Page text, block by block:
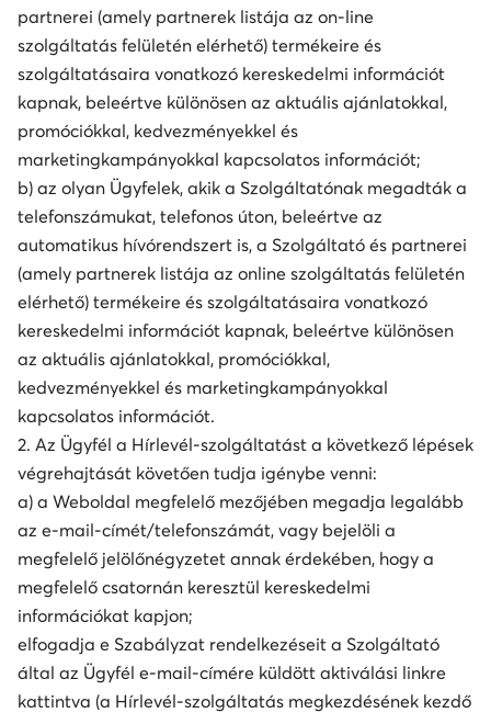
partnerei (amely partnerek listája az on-line
szolgáltatás felületén elérhető) termékeire és
szolgáltatásaira vonatkozó kereskedelmi információt
kapnak, beleértve különösen az aktuális ajánlatokkal,
promóciókkal, kedvezményekkel és
marketingkampányokkal kapcsolatos információt;
b) az olyan Ügyfelek, akik a Szolgáltatónak megadták a
telefonszámukat, telefonos úton, beleértve az
automatikus hívórendszert is, a Szolgáltató és partnerei
(amely partnerek listája az online szolgáltatás felületén
elérhető) termékeire és szolgáltatásaira vonatkozó
kereskedelmi információt kapnak, beleértve különösen
az aktuális ajánlatokkal, promóciókkal,
kedvezményekkel és marketingkampányokkal
kapcsolatos információt.
2. Az Ügyfél a Hírlevél-szolgáltatást a következő lépések
végrehajtását követően tudja igénybe venni:
a) a Weboldal megfelelő mezőjében megadja legalább
az e-mail-címét/telefonszámát, vagy bejelöli a
megfelelő jelölőnégyzetet annak érdekében, hogy a
megfelelő csatornán keresztül kereskedelmi
információkat kapjon;
elfogadja e Szabályzat rendelkezéseit a Szolgáltató
által az Ügyfél e-mail-címére küldött aktiválási linkre
kattintva (a Hírlevél-szolgáltatás megkezdésének kezdő